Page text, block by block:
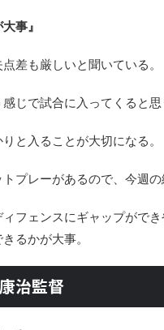
事』
差も厳しいと聞いている。
じで試合に入ってくると思
と入ることが大切になる。
プレーがあるので、今週の
フェンスにギャップがで
るかが大事。
治監督